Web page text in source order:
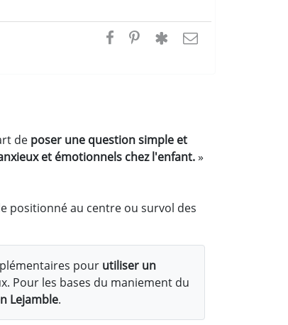
de poser une question simple et
et émotionnels chez l'enfant.»
positionné au centre ou survol des
pour utiliser un
Pour les bases du maniement du
Lejamble.